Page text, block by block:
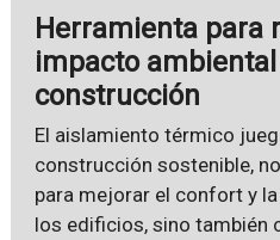
Herramienta para
impacto
construcción
El aislamiento térmico
construcción sostenible,
para mejorar el confort y
los edificios, sino también